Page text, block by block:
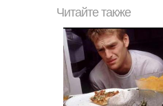
Читайте также